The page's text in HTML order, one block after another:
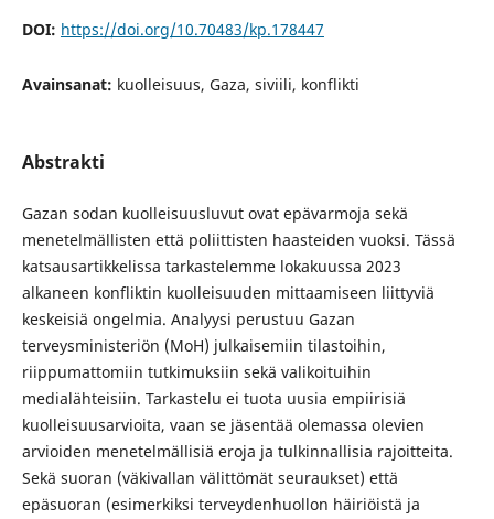
DOI: https://doi.org/10.70483/kp.178447
Avainsanat: kuolleisuus, Gaza, siviili, konflikti
Abstrakti
Gazan sodan kuolleisuusluvut ovat epävarmoja sekä
menetelmällisten että poliittisten haasteiden vuoksi. Tässä
katsausartikkelissa tarkastelemme lokakuussa 2023
alkaneen konfliktin kuolleisuuden mittaamiseen liittyviä
keskeisiä ongelmia. Analyysi perustuu Gazan
terveysministeriön (MoH) julkaisemiin tilastoihin,
riippumattomiin tutkimuksiin sekä valikoituihin
medialähteisiin. Tarkastelu ei tuota uusia empiirisiä
kuolleisuusarvioita, vaan se jäsentää olemassa olevien
arvioiden menetelmällisiä eroja ja tulkinnallisia rajoitteita.
Sekä suoran (väkivallan välittömät seuraukset) että
epäsuoran (esimerkiksi terveydenhuollon häiriöistä ja